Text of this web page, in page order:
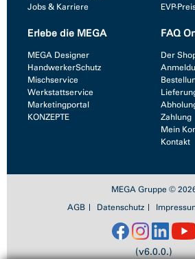
Jobs & Karriere
EVP-
Erlebe die MEGA
MEGA Designer
HandwerkerSchutz
Mischservice
Werkstattservice
Marketingportal
KONZEPTE
FAQ
Der
Zahlung
Mein
Kontakt
MEGA Gruppe ©
AGB
Datenschutz
(v6.0.0.)